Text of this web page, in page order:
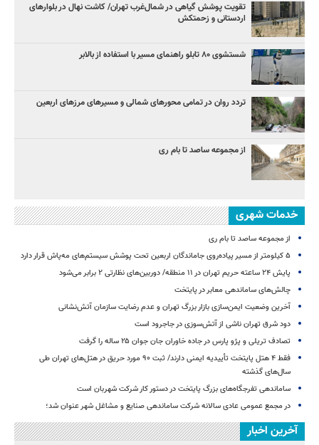
تقویت پوشش گیاهی در شمال‌غرب تهران/ کاشت نهال در بلوارهای
اردستانی و زحمتکش
شستشوی ۸۰ تابلو راهنمای مسیر با استفاده از بالابر
تردد روان در تمامی محورهای شمالی و مسیرهای مرزهای اربعین
از مجموعه ساصد تا بام ری
خدمات شهری
از مجموعه ساصد تا بام ری
۵ کیلومتر از مسیر پیاده‌روی جاماندگان اربعین تحت پوشش سیستم‌های مه‌پاش قرار دارد
پایش ۲۴ ساعته حریم تهران در ۱۱ منطقه/ دوربین‌های نظارتی ۲ برابر می‌شود
چالش‌های ساماندهی معابر در پایتخت
آخرین وضعیت ایمن‌سازی بازار بزرگ تهران و عدم رضایت سازمان آتش‌نشانی
دود شرق تهران ناشی از آتش‌سوزی در جاجرود است
تصادف تریلی و پژو پارس در جاده خاوران جان جوان ۲۵ ساله را گرفت
فقط ۴ هتل پایتخت تأییدیه ایمنی دارند/ ثبت ۹۰ مورد حریق در هتل‌های تهران طی
سال‌های گذشته
ساماندهی تفرجگاه‌های بزرگ پایتخت در دستور کار شرکت شهربان است
در مجمع عمومی عادی سالانه شرکت ساماندهی صنایع و مشاغل شهر عنوان شد؛
آخرین اخبار